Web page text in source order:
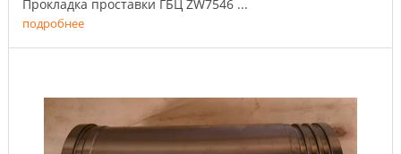
Прокладка проставки ГБЦ ZW7546 ...
подробнее